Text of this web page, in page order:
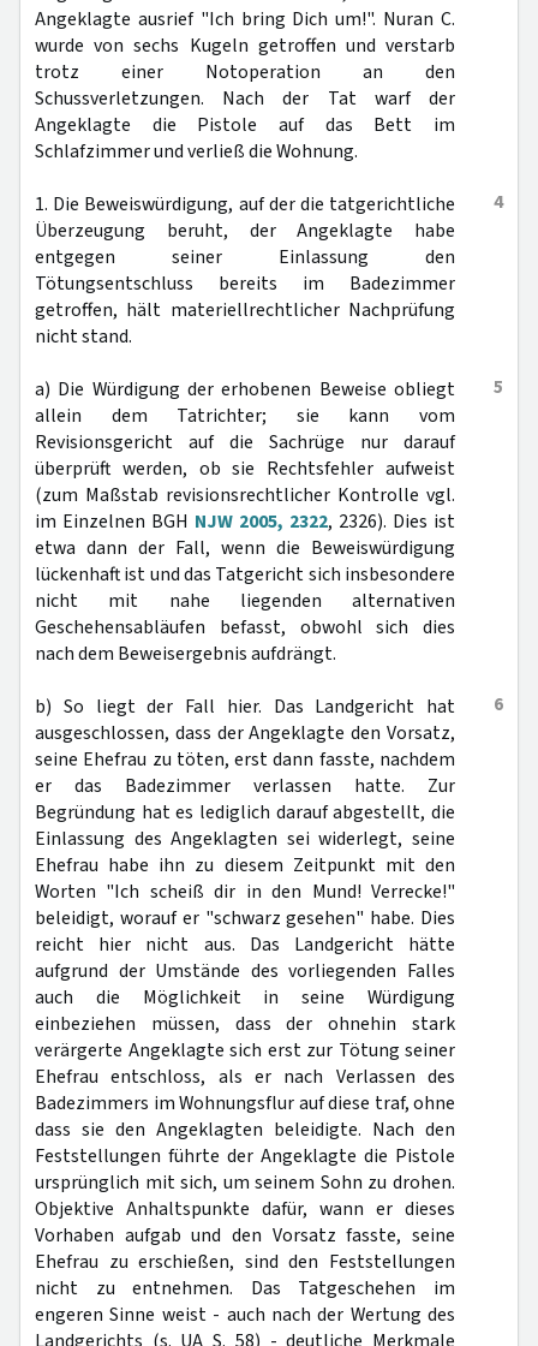
Angeklagte ausrief "Ich bring Dich um!". Nuran C.
wurde von sechs Kugeln getroffen und verstarb
trotz einer Notoperation an den
Schussverletzungen. Nach der Tat warf der
Angeklagte die Pistole auf das Bett im
Schlafzimmer und verließ die Wohnung.
4
1. Die Beweiswürdigung, auf der die tatgerichtliche
Überzeugung beruht, der Angeklagte habe
entgegen seiner Einlassung den
Tötungsentschluss bereits im Badezimmer
getroffen, hält materiellrechtlicher Nachprüfung
nicht stand.
5
a) Die Würdigung der erhobenen Beweise obliegt
allein dem Tatrichter; sie kann vom
Revisionsgericht auf die Sachrüge nur darauf
überprüft werden, ob sie Rechtsfehler aufweist
(zum Maßstab revisionsrechtlicher Kontrolle vgl.
im Einzelnen BGH NJW 2005, 2322, 2326). Dies ist
etwa dann der Fall, wenn die Beweiswürdigung
lückenhaft ist und das Tatgericht sich insbesondere
nicht mit nahe liegenden alternativen
Geschehensabläufen befasst, obwohl sich dies
nach dem Beweisergebnis aufdrängt.
6
b) So liegt der Fall hier. Das Landgericht hat
ausgeschlossen, dass der Angeklagte den Vorsatz,
seine Ehefrau zu töten, erst dann fasste, nachdem
er das Badezimmer verlassen hatte. Zur
Begründung hat es lediglich darauf abgestellt, die
Einlassung des Angeklagten sei widerlegt, seine
Ehefrau habe ihn zu diesem Zeitpunkt mit den
Worten "Ich scheiß dir in den Mund! Verrecke!"
beleidigt, worauf er "schwarz gesehen" habe. Dies
reicht hier nicht aus. Das Landgericht hätte
aufgrund der Umstände des vorliegenden Falles
auch die Möglichkeit in seine Würdigung
einbeziehen müssen, dass der ohnehin stark
verärgerte Angeklagte sich erst zur Tötung seiner
Ehefrau entschloss, als er nach Verlassen des
Badezimmers im Wohnungsflur auf diese traf, ohne
dass sie den Angeklagten beleidigte. Nach den
Feststellungen führte der Angeklagte die Pistole
ursprünglich mit sich, um seinem Sohn zu drohen.
Objektive Anhaltspunkte dafür, wann er dieses
Vorhaben aufgab und den Vorsatz fasste, seine
Ehefrau zu erschießen, sind den Feststellungen
nicht zu entnehmen. Das Tatgeschehen im
engeren Sinne weist - auch nach der Wertung des